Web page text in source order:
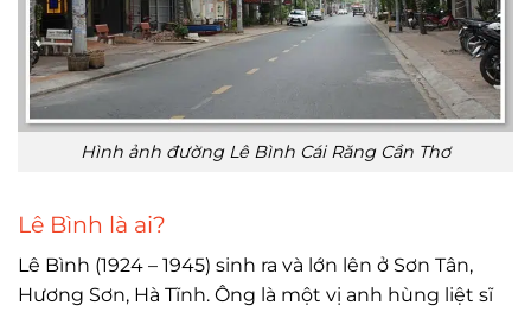
Hình ảnh đường Lê Bình Cái Răng Cần Thơ
Lê Bình là ai?
Lê Bình (1924 – 1945) sinh ra và lớn lên ở Sơn Tân,
Hương Sơn, Hà Tĩnh. Ông là một vị anh hùng liệt sĩ